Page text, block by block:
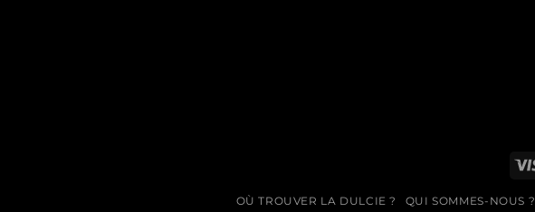
OÙ TROUVER LA DULCIE ? QUI SOMMES-NOUS ?